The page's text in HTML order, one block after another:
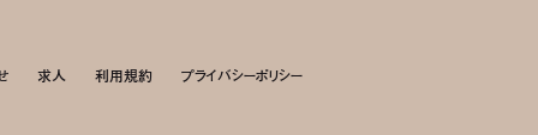
求人 利用規約 プライバシーポリシー